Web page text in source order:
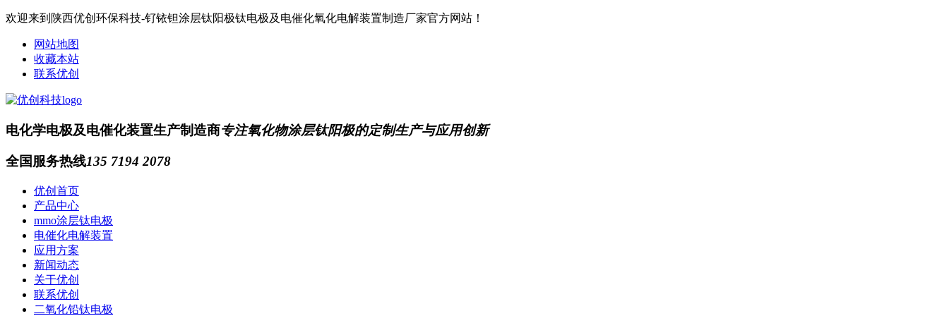
欢迎来到陕西优创环保科技-钌铱钽涂层钛阳极钛电极及电催化氧化电解装置制造厂家官方网站！
网站地图
收藏本站
联系优创
电化学电极及电催化装置生产制造商专注氧化物涂层钛阳极的定制生产与应用创新
全国服务热线135 7194 2078
优创首页
产品中心
mmo涂层钛电极
电催化电解装置
应用方案
新闻动态
关于优创
联系优创
二氧化铅钛电极